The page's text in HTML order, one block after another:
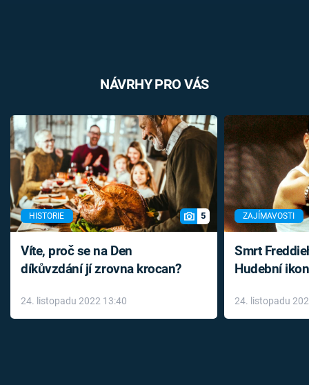
NÁVRHY PRO VÁS
HISTORIE 5
Víte, proč se na Den
díkůvzdání jí zrovna krocan?
24. listopadu 2022 13:40
ZAJÍMAVOSTI
Smrt
Hudební
léky
24. listopadu